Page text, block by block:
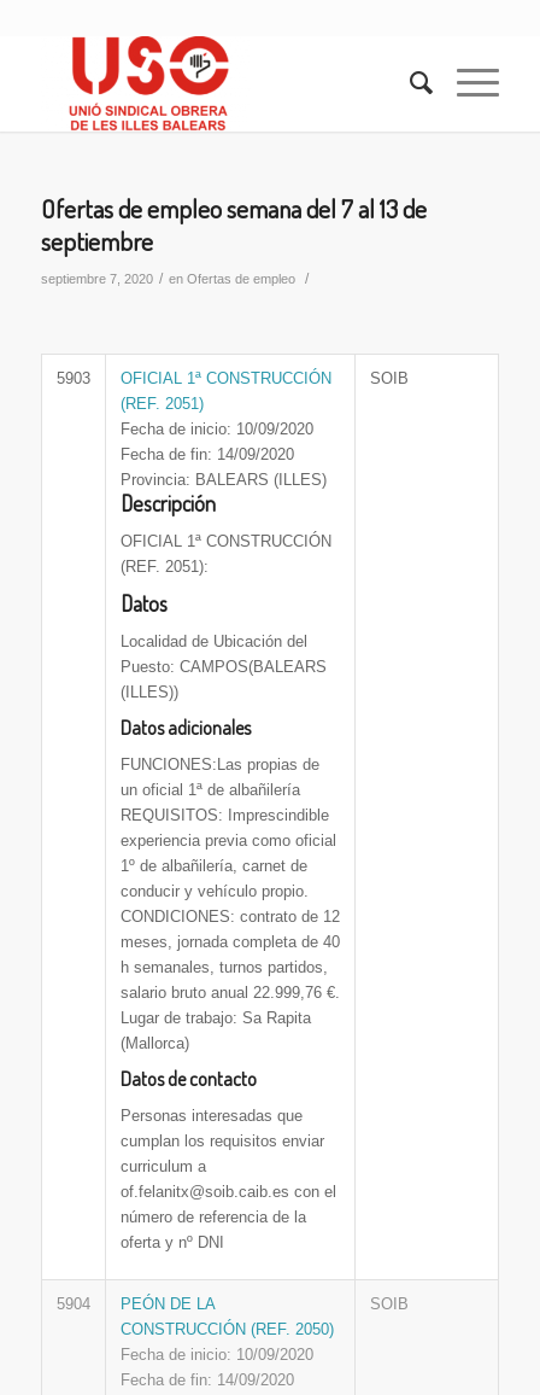
Ofertas de empleo semana del 7 al 13 de
septiembre
septiembre 7, 2020 / en Ofertas de empleo /
5903
OFICIAL 1ª CONSTRUCCIÓN
(REF. 2051)
Fecha de inicio: 10/09/2020
Fecha de fin: 14/09/2020
Provincia: BALEARS (ILLES)
Descripción
OFICIAL 1ª CONSTRUCCIÓN
(REF. 2051):
Datos
Localidad de Ubicación del
Puesto: CAMPOS(BALEARS
(ILLES))
Datos adicionales
FUNCIONES:Las propias de
un oficial 1ª de albañilería
REQUISITOS: Imprescindible
experiencia previa como oficial
1º de albañilería, carnet de
conducir y vehículo propio.
CONDICIONES: contrato de 12
meses, jornada completa de 40
h semanales, turnos partidos,
salario bruto anual 22.999,76 €.
Lugar de trabajo: Sa Rapita
(Mallorca)
Datos de contacto
Personas interesadas que
cumplan los requisitos enviar
curriculum a
of.felanitx@soib.caib.es con el
número de referencia de la
oferta y nº DNI
SOIB
5904
PEÓN DE LA
CONSTRUCCIÓN (REF. 2050)
Fecha de inicio: 10/09/2020
Fecha de fin: 14/09/2020
SOIB